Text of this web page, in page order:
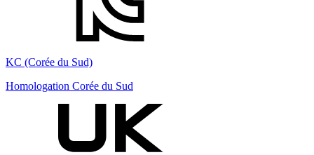
KC (Corée du Sud)
Homologation Corée du Sud